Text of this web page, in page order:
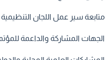
متابعة سير عمل اللجان التنظيمية
الجهات المشاركة والداعمة